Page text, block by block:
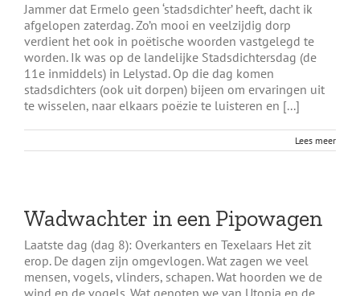
Jammer dat Ermelo geen ‘stadsdichter’ heeft, dacht ik
afgelopen zaterdag. Zo’n mooi en veelzijdig dorp
verdient het ook in poëtische woorden vastgelegd te
worden. Ik was op de landelijke Stadsdichtersdag (de
11e inmiddels) in Lelystad. Op die dag komen
stadsdichters (ook uit dorpen) bijeen om ervaringen uit
te wisselen, naar elkaars poëzie te luisteren en [...]
Lees meer
Wadwachter in een Pipowagen
Laatste dag (dag 8): Overkanters en Texelaars Het zit
erop. De dagen zijn omgevlogen. Wat zagen we veel
mensen, vogels, vlinders, schapen. Wat hoorden we de
wind en de vogels. Wat genoten we van Utopia en de